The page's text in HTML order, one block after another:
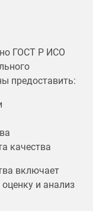
ГОСТ Р ИСО
предоставить:
качества
включает
и анализ